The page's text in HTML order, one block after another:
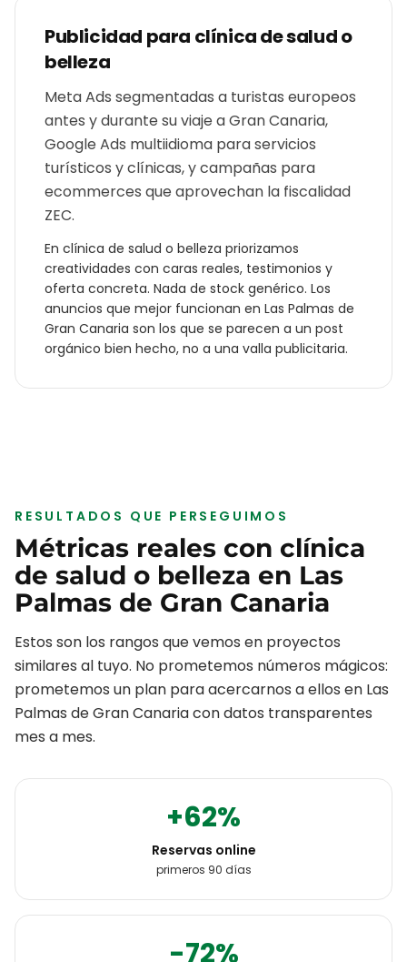
Publicidad para clínica de salud o
belleza
Meta Ads segmentadas a turistas europeos
antes y durante su viaje a Gran Canaria,
Google Ads multiidioma para servicios
turísticos y clínicas, y campañas para
ecommerces que aprovechan la fiscalidad
ZEC.
En clínica de salud o belleza priorizamos
creatividades con caras reales, testimonios y
oferta concreta. Nada de stock genérico. Los
anuncios que mejor funcionan en Las Palmas de
Gran Canaria son los que se parecen a un post
orgánico bien hecho, no a una valla publicitaria.
RESULTADOS QUE PERSEGUIMOS
Métricas reales con clínica
de salud o belleza en Las
Palmas de Gran Canaria
Estos son los rangos que vemos en proyectos
similares al tuyo. No prometemos números mágicos:
prometemos un plan para acercarnos a ellos en Las
Palmas de Gran Canariacon datos transparentes
mes a mes.
+62%
Reservas online
primeros 90 días
-72%